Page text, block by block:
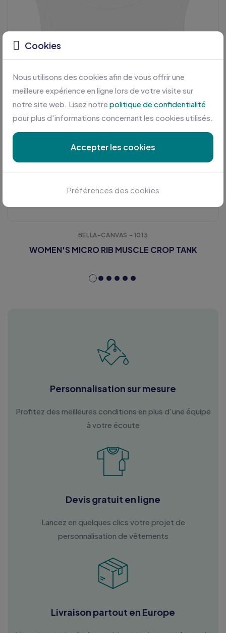
BELLA-CANVAS - 1013
WOMEN'S MICRO RIB MUSCLE CROP TANK
Personnalisation sur mesure
Profitez des meilleures conditions en plus d'une équipe
à votre écoute
Devis gratuit en ligne
Lancez en quelques clics votre projet de
personnalisation de vêtements
Livraison partout en Europe
Cookies
Nous utilisons des cookies afin de vous offrir une
meilleure expérience en ligne lors de votre visite sur
notre site web. Lisez notre politique de confidentialité
pour plus d'informations concernant les cookies utilisés.
Accepter les cookies
Préférences des cookies